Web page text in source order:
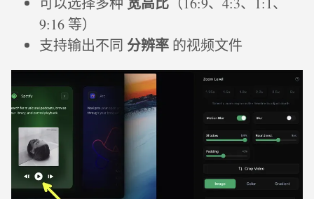
9:16 等）
支持输出不同 分辨率 的视频文件